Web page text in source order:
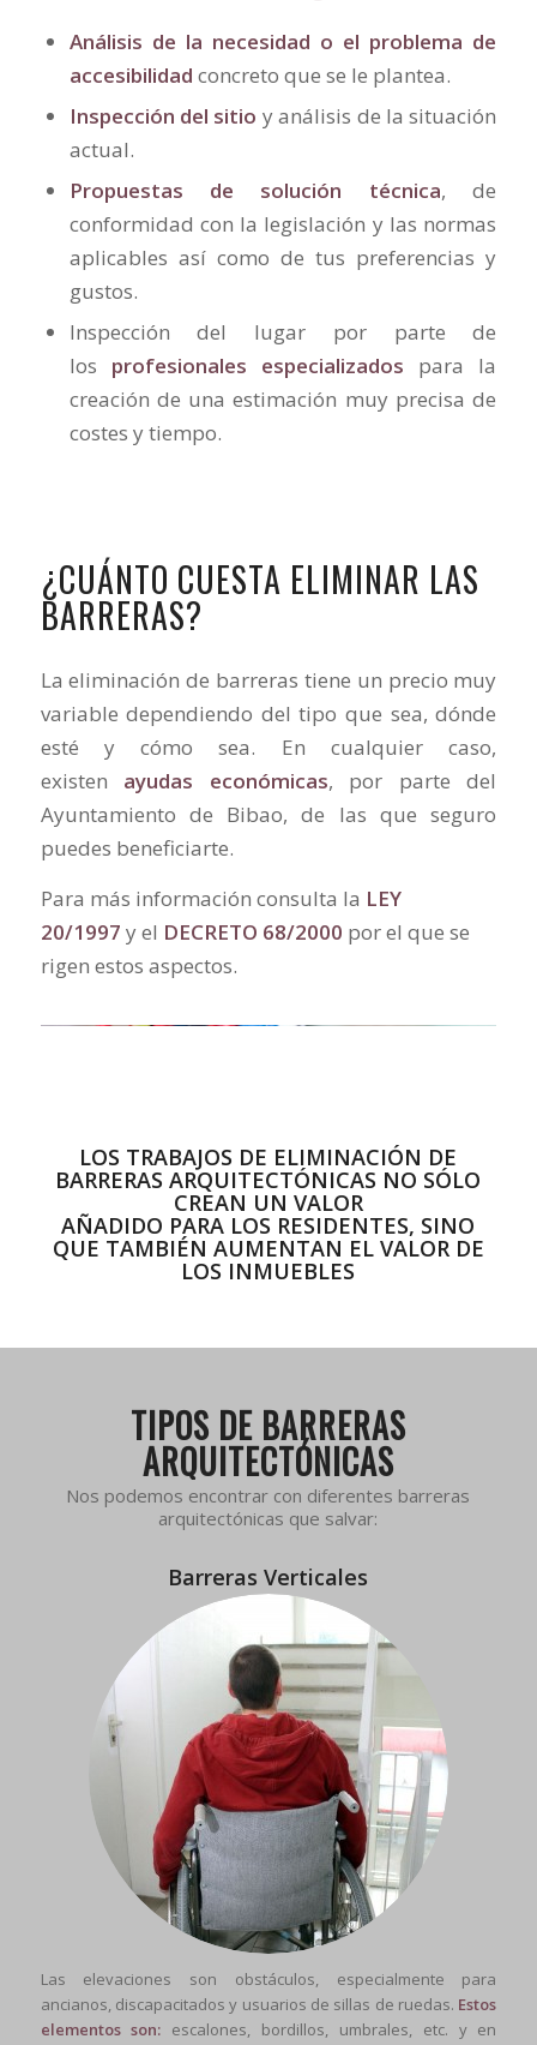
Análisis de la necesidad o el problema de
accesibilidad concreto que se le plantea.
Inspección del sitio y análisis de la situación
actual.
Propuestas de solución técnica, de
conformidad con la legislación y las normas
aplicables así como de tus preferencias y
gustos.
Inspección del lugar por parte de
los profesionales especializados para la
creación de una estimación muy precisa de
costes y tiempo.
¿CUÁNTO CUESTA ELIMINAR LAS
BARRERAS?
La eliminación de barreras tiene un precio muy
variable dependiendo del tipo que sea, dónde
esté y cómo sea. En cualquier caso,
existen ayudas económicas, por parte del
Ayuntamiento de Bibao, de las que seguro
puedes beneficiarte.
Para más información consulta la LEY
20/1997 y el DECRETO 68/2000 por el que se
rigen estos aspectos.
LOS TRABAJOS DE ELIMINACIÓN DE
BARRERAS ARQUITECTÓNICAS NO SÓLO
CREAN UN VALOR
AÑADIDO PARA LOS RESIDENTES, SINO
QUE TAMBIÉN AUMENTAN EL VALOR DE
LOS INMUEBLES
TIPOS DE BARRERAS
ARQUITECTÓNICAS
Nos podemos encontrar con diferentes barreras
arquitectónicas que salvar:
Barreras Verticales
Las elevaciones son obstáculos, especialmente para
ancianos, discapacitados y usuarios de sillas de ruedas. Estos
elementos son: escalones, bordillos, umbrales, etc. y en